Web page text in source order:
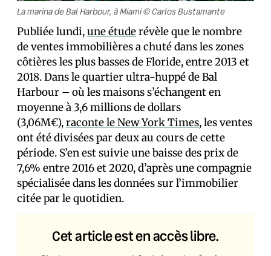
La marina de Bal Harbour, à Miami © Carlos Bustamante
Publiée lundi,une étuderévèle que le nombre
de ventes immobilières a chuté dans les zones
côtières les plus basses de Floride, entre 2013 et
2018. Dans le quartier ultra-huppé de Bal
Harbour – où les maisons s’échangent en
moyenne à 3,6 millions de dollars
(3,06M€),raconte le New York Times, les ventes
ont été divisées par deux au cours de cette
période. S’en est suivie une baisse des prix de
7,6% entre 2016 et 2020, d’après une compagnie
spécialisée dans les données sur l’immobilier
citée par le quotidien.
Cet article est en accès libre.